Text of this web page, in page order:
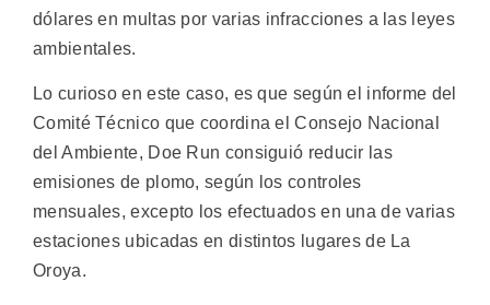
dólares en multas por varias infracciones a las leyes
ambientales.
Lo curioso en este caso, es que según el informe del
Comité Técnico que coordina el Consejo Nacional
del Ambiente, Doe Run consiguió reducir las
emisiones de plomo, según los controles
mensuales, excepto los efectuados en una de varias
estaciones ubicadas en distintos lugares de La
Oroya.